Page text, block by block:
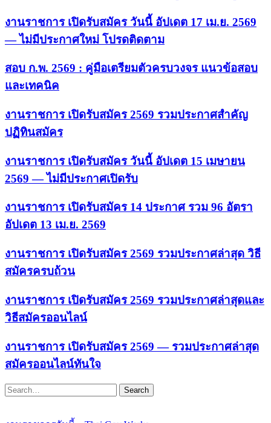
งานราชการ เปิดรับสมัคร วันนี้ อัปเดต 17 เม.ย. 2569
— ไม่มีประกาศใหม่ โปรดติดตาม
สอบ ก.พ. 2569 : คู่มือเตรียมตัวครบวงจร แนวข้อสอบ
และเทคนิค
งานราชการ เปิดรับสมัคร 2569 รวมประกาศสำคัญ
ปฏิทินสมัคร
งานราชการ เปิดรับสมัคร วันนี้ อัปเดต 15 เมษายน
2569 — ไม่มีประกาศเปิดรับ
งานราชการ เปิดรับสมัคร 14 ประกาศ รวม 96 อัตรา
อัปเดต 13 เม.ย. 2569
งานราชการ เปิดรับสมัคร 2569 รวมประกาศล่าสุด วิธี
สมัครครบถ้วน
งานราชการ เปิดรับสมัคร 2569 รวมประกาศล่าสุดและ
วิธีสมัครออนไลน์
งานราชการ เปิดรับสมัคร 2569 — รวมประกาศล่าสุด
สมัครออนไลน์ทันใจ
Search